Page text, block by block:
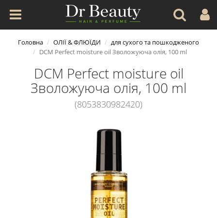
Головна ОЛІЇ & ФЛЮЇДИ
для сухого та пошкодженого
DCM Perfect moisture oil Зволожуюча олія, 100 ml
DCM Perfect moisture oil
Зволожуюча олія, 100 ml
(8053830982420)